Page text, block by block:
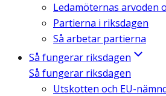
Ledamöternas arvoden
Partierna i riksdagen
Så arbetar partierna
Så fungerar riksdagen
Så fungerar riksdagen
Utskotten och EU-